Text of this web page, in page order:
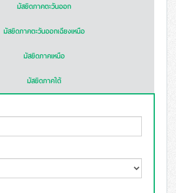
มัสยิดภาคตะวันออก
มัสยิดภาคตะวันออกเฉียงเหนือ
มัสยิดภาคเหนือ
มัสยิดภาคใต้